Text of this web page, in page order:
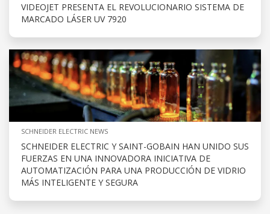
VIDEOJET PRESENTA EL REVOLUCIONARIO SISTEMA DE
MARCADO LÁSER UV 7920
SCHNEIDER ELECTRIC NEWS
SCHNEIDER ELECTRIC Y SAINT-GOBAIN HAN UNIDO SUS
FUERZAS EN UNA INNOVADORA INICIATIVA DE
AUTOMATIZACIÓN PARA UNA PRODUCCIÓN DE VIDRIO
MÁS INTELIGENTE Y SEGURA